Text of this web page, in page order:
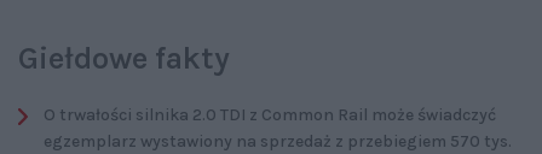
Giełdowe fakty
O trwałości silnika 2.0 TDI z Common Rail może świadczyć
egzemplarz wystawiony na sprzedaż z przebiegiem 570 tys.